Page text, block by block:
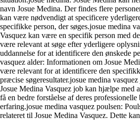
navn Josue Medina. Der findes flere
kan være nødvendigt at specificere
specifikke person, der søges.josue medina
Vasquez kan være en specifik person med
være relevant at søge efter yderligere
uddannelse for at identificere den ønskede
vasquez alder: Informationen om Josue
være relevant for at identificere den
præcise søgeresultater.josue medina
Josue Medina Vasquez job kan hjælpe med
få en bedre forståelse af deres
erfaring.josue medina vasquez poulsen:
relateret til Josue Medina Vasquez. Dette